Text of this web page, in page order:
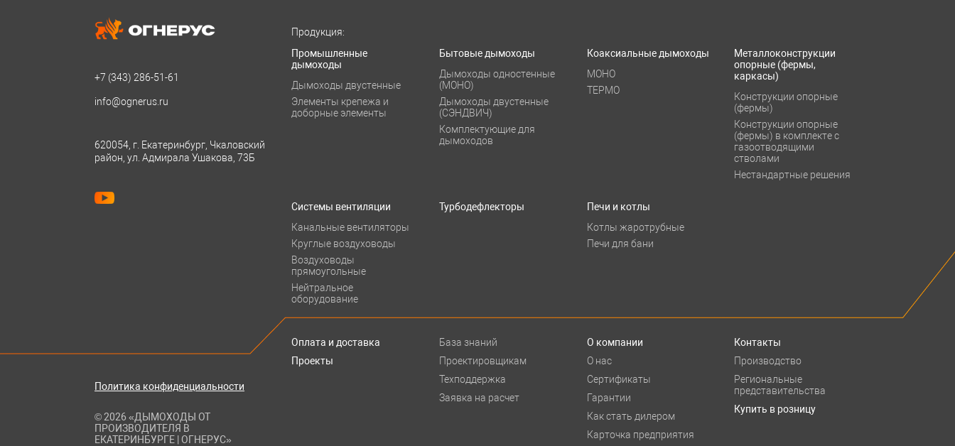
+7 (343) 286-51-61
info@ognerus.ru
620054, г. Екатеринбург, Чкаловский
район, ул. Адмирала Ушакова, 73Б
Продукция:
Промышленные
дымоходы
Дымоходы двустенные
Элементы крепежа и
доборные элементы
Бытовые дымоходы
Дымоходы одностенные
(МОНО)
Дымоходы двустенные
(СЭНДВИЧ)
Комплектующие для
дымоходов
Коаксиальные дымоходы
МОНО
ТЕРМО
Металлоконструкции
опорные (фермы,
каркасы)
Конструкции опорные
(фермы)
Конструкции опорные
(фермы) в комплекте с
газоотводящими
стволами
Нестандартные решения
Системы вентиляции
Канальные вентиляторы
Круглые воздуховоды
Воздуховоды
прямоугольные
Нейтральное
оборудование
Турбодефлекторы
Печи и котлы
Котлы жаротрубные
Печи для бани
Политика конфиденциальности
© 2026 «ДЫМОХОДЫ ОТ
ПРОИЗВОДИТЕЛЯ В
ЕКАТЕРИНБУРГЕ | ОГНЕРУС»
Оплата и доставка
Проекты
База знаний
Проектировщикам
Техподдержка
Заявка на расчет
О компании
О нас
Сертификаты
Гарантии
Как стать дилером
Карточка предприятия
Контакты
Производство
Региональные
представительства
Купить в розницу